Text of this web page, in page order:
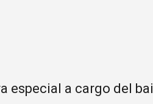
especial a cargo del